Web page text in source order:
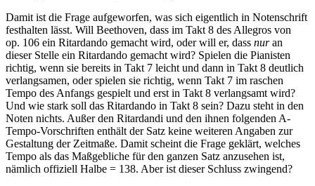
Damit ist die Frage aufgeworfen, was sich eigentlich in Notenschrift
festhalten lässt. Will Beethoven, dass im Takt 8 des Allegros von
op. 106 ein Ritardando gemacht wird, oder will er, dass nuran
dieser Stelle ein Ritardando gemacht wird? Spielen die Pianisten
richtig, wenn sie bereits in Takt 7 leicht und dann in Takt 8 deutlich
verlangsamen, oder spielen sie richtig, wenn Takt 7 im raschen
Tempo des Anfangs gespielt und erst in Takt 8 verlangsamt wird?
Und wie stark soll das Ritardando in Takt 8 sein? Dazu steht in den
Noten nichts. Außer den Ritardandi und den ihnen folgenden A-
Tempo-Vorschriften enthält der Satz keine weiteren Angaben zur
Gestaltung der Zeitmaße. Damit scheint die Frage geklärt, welches
Tempo als das Maßgebliche für den ganzen Satz anzusehen ist,
nämlich offiziell Halbe = 138. Aber ist dieser Schluss zwingend?